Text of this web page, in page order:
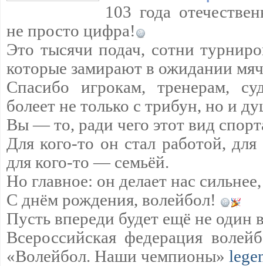
103 года
не просто цифра!
Это тысячи подач, сотни
которые замирают в ожидании
Спасибо игрокам, тренерам,
болеет не только с трибун, но и
Вы — то, ради чего этот вид
Для кого-то он стал работой,
для кого-то — семьёй.
Но главное: он делает нас
С днём рождения, волейбол!
Пусть впереди будет ещё не один
Всероссийская федерация
«Волейбол. Наши чемпионы»